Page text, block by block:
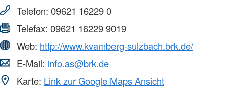
Telefon: 09621 16229 0
Telefax: 09621 16229 9019
Web: http://www.kvamberg-sulzbach.brk.de/
E-Mail: info.as@brk.de
Karte: Link zur Google Maps Ansicht